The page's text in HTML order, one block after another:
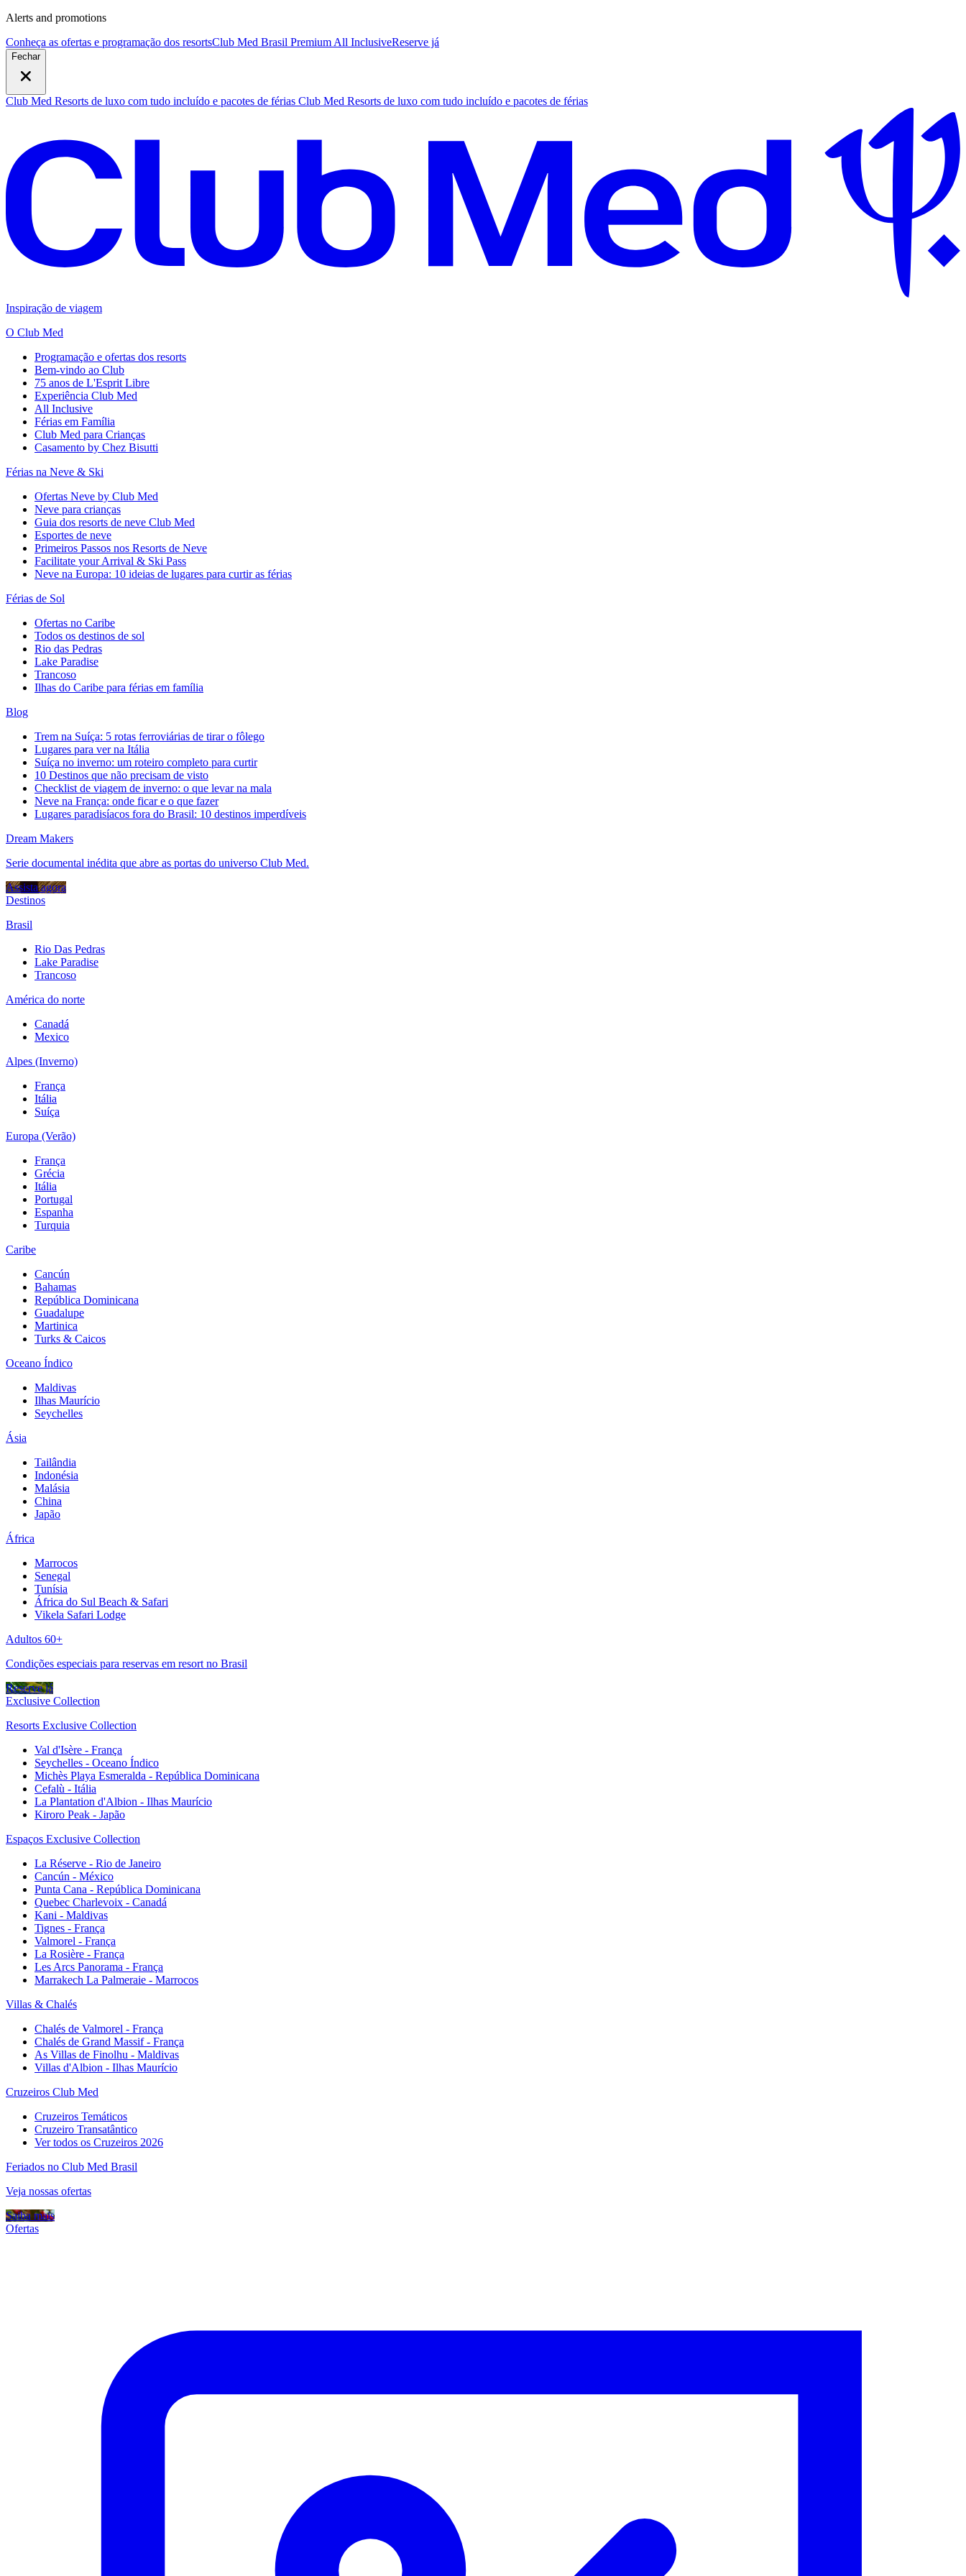
Alerts and promotions
Conheça as ofertas e programação dos resortsClub Med Brasil Premium All InclusiveReserve já
Fechar
Club Med Resorts de luxo com tudo incluído e pacotes de férias Club Med Resorts de luxo com tudo incluído e pacotes de férias
Inspiração de viagem
O Club Med
Programação e ofertas dos resorts
Bem-vindo ao Club
75 anos de L'Esprit Libre
Experiência Club Med
All Inclusive
Férias em Família
Club Med para Crianças
Casamento by Chez Bisutti
Férias na Neve & Ski
Ofertas Neve by Club Med
Neve para crianças
Guia dos resorts de neve Club Med
Esportes de neve
Primeiros Passos nos Resorts de Neve
Facilitate your Arrival & Ski Pass
Neve na Europa: 10 ideias de lugares para curtir as férias
Férias de Sol
Ofertas no Caribe
Todos os destinos de sol
Rio das Pedras
Lake Paradise
Trancoso
Ilhas do Caribe para férias em família
Blog
Trem na Suíça: 5 rotas ferroviárias de tirar o fôlego
Lugares para ver na Itália
Suíça no inverno: um roteiro completo para curtir
10 Destinos que não precisam de visto
Checklist de viagem de inverno: o que levar na mala
Neve na França: onde ficar e o que fazer
Lugares paradisíacos fora do Brasil: 10 destinos imperdíveis
Dream Makers
Serie documental inédita que abre as portas do universo Club Med.
Assista agora
Destinos
Brasil
Rio Das Pedras
Lake Paradise
Trancoso
América do norte
Canadá
Mexico
Alpes (Inverno)
França
Itália
Suíça
Europa (Verão)
França
Grécia
Itália
Portugal
Espanha
Turquia
Caribe
Cancún
Bahamas
República Dominicana
Guadalupe
Martinica
Turks & Caicos
Oceano Índico
Maldivas
Ilhas Maurício
Seychelles
Ásia
Tailândia
Indonésia
Malásia
China
Japão
África
Marrocos
Senegal
Tunísia
África do Sul Beach & Safari
Vikela Safari Lodge
Adultos 60+
Condições especiais para reservas em resort no Brasil
Reserve já
Exclusive Collection
Resorts Exclusive Collection
Val d'Isère - França
Seychelles - Oceano Índico
Michès Playa Esmeralda - República Dominicana
Cefalù - Itália
La Plantation d'Albion - Ilhas Maurício
Kiroro Peak - Japão
Espaços Exclusive Collection
La Réserve - Rio de Janeiro
Cancún - México
Punta Cana - República Dominicana
Quebec Charlevoix - Canadá
Kani - Maldivas
Tignes - França
Valmorel - França
La Rosière - França
Les Arcs Panorama - França
Marrakech La Palmeraie - Marrocos
Villas & Chalés
Chalés de Valmorel - França
Chalés de Grand Massif - França
As Villas de Finolhu - Maldivas
Villas d'Albion - Ilhas Maurício
Cruzeiros Club Med
Cruzeiros Temáticos
Cruzeiro Transatântico
Ver todos os Cruzeiros 2026
Feriados no Club Med Brasil
Veja nossas ofertas
Saiba mais
Ofertas